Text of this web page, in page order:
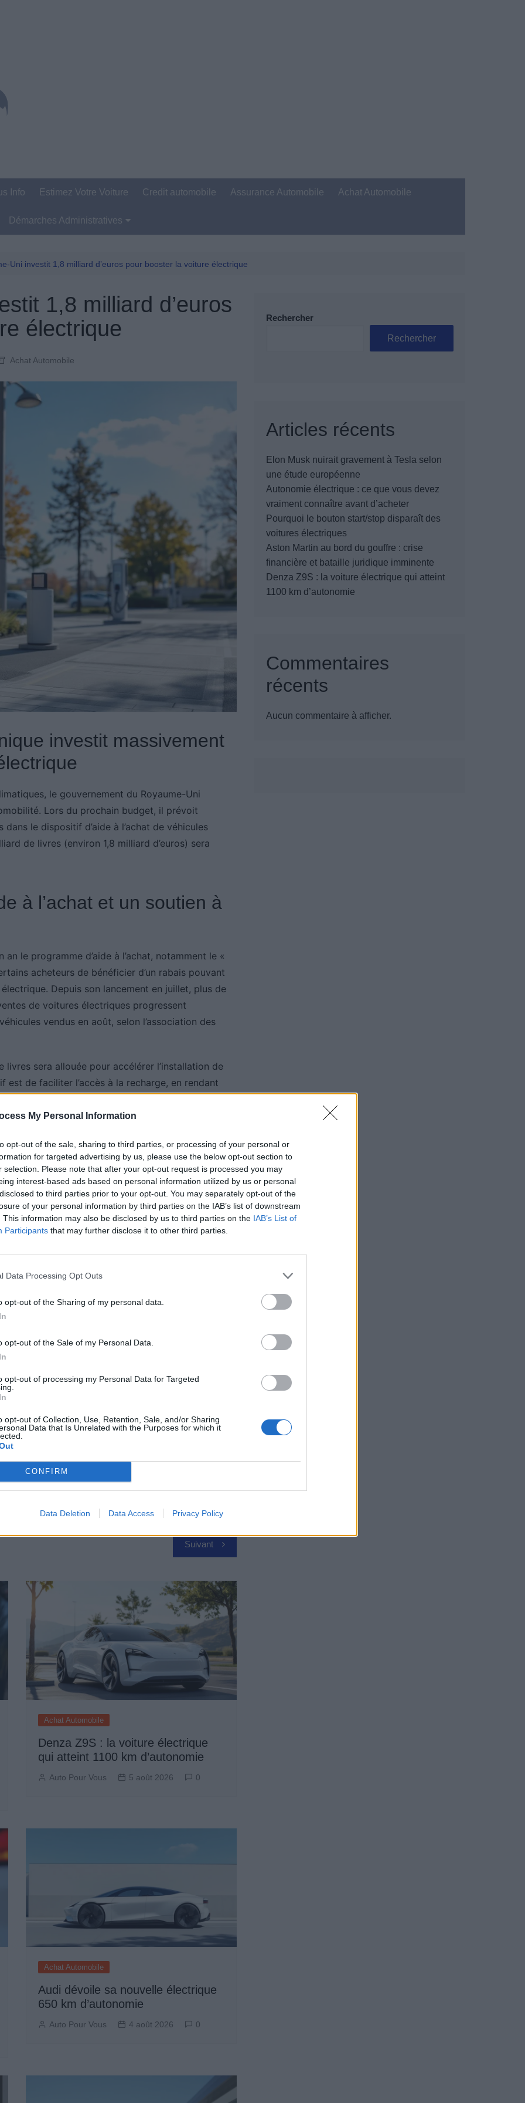
My Personal Information
opt-out of the sale, sharing to third parties, or processing of your personal or
for targeted advertising by us, please use the below opt-out section to
selection. Please note that after your opt-out request is processed you may
interest-based ads based on personal information utilized by us or personal
to third parties prior to your opt-out. You may separately opt-out of the
of your personal information by third parties on the IAB’s list of downstream
This information may also be disclosed by us to third parties on the IAB’s List of
Participants that may further disclose it to other third parties.
Data Processing Opt Outs
opt-out of the Sharing of my personal data.
opt-out of the Sale of my Personal Data.
opt-out of processing my Personal Data for Targeted
opt-out of Collection, Use, Retention, Sale, and/or Sharing
Data that Is Unrelated with the Purposes for which it
CONFIRM
Data Deletion Data Access Privacy Policy
Info Estimez Votre Voiture Credit automobile Assurance Automobile Achat Automobile
Démarches Administratives
Permis De Conduire
Uni investit 1,8 milliard d’euros pour booster la voiture électrique
1,8 milliard d’euros
électrique
Achat Automobile
investit massivement
le gouvernement du Royaume-Uni
Lors du prochain budget, il prévoit
le dispositif d’aide à l’achat de véhicules
de livres (environ 1,8 milliard d’euros) sera
à l’achat et un soutien à
le programme d’aide à l’achat, notamment le «
acheteurs de bénéficier d’un rabais pouvant
Depuis son lancement en juillet, plus de
de voitures électriques progressent
vendus en août, selon l’association des
sera allouée pour accélérer l’installation de
est de faciliter l’accès à la recharge, en rendant
place de parking. Le coût de la recharge est
prix ont augmenté ces dernières années. Le
rendre la recharge plus abordable.
2030
large visant à interdire la vente de voitures
le quota de véhicules électriques devra atteindre 80
ZEV (Zero Emission Vehicle). Le retard
parmi les ventes sur les dix premiers mois
cherche à éviter des difficultés économiques et
pour le climat. La volonté est de
en préparant la transition vers une mobilité plus
Suivant
Achat Automobile
Denza Z9S : la voiture électrique
qui atteint 1100 km d’autonomie
Auto Pour Vous 5 août 2026 0
Achat Automobile
Audi dévoile sa nouvelle électrique
650 km d’autonomie
Auto Pour Vous 4 août 2026 0
Rechercher
Rechercher
Articles récents
Elon Musk nuirait gravement à Tesla selon
une étude européenne
Autonomie électrique : ce que vous devez
vraiment connaître avant d’acheter
Pourquoi le bouton start/stop disparaît des
voitures électriques
Aston Martin au bord du gouffre : crise
financière et bataille juridique imminente
Denza Z9S : la voiture électrique qui atteint
1100 km d’autonomie
Commentaires
récents
Aucun commentaire à afficher.